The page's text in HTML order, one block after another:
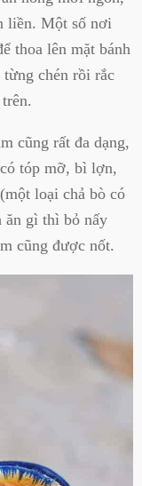
liền. Một số nơi
thoa lên mặt bánh
chén rồi rắc
cũng rất đa dạng,
tóp mỡ, bì lợn,
loại chả bò có
ăn gì thì bỏ nấy
cũng được nốt.